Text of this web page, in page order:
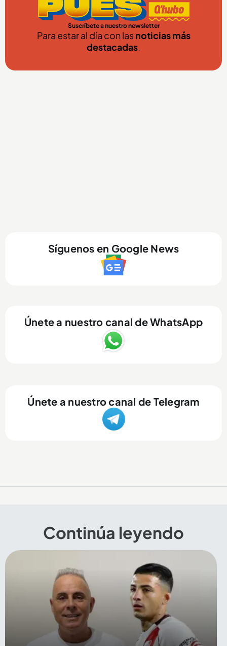
Suscríbete a nuestro newsletter
Para estar al día con lasnoticias más
destacadas.
Síguenos en Google News
Únete a nuestro canal de WhatsApp
Únete a nuestro canal de Telegram
Continúa leyendo